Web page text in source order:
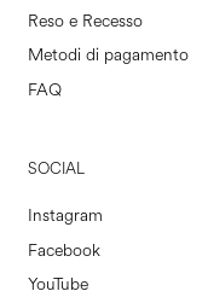
Reso e Recesso
Metodi di pagamento
FAQ
SOCIAL
Instagram
Facebook
YouTube